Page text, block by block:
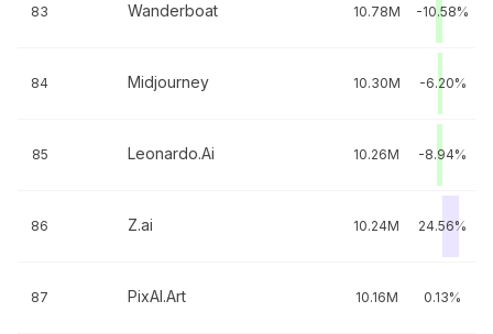
83 Wanderboat 10.78M -10.58%
84 Midjourney 10.30M -6.20%
85 Leonardo.Ai 10.26M -8.94%
86 Z.ai 10.24M 24.56%
87 PixAI.Art 10.16M 0.13%